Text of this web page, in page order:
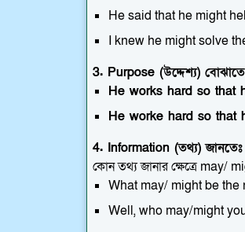
He said that he might
I knew he might solve
3. Purpose (উদ্দেশ্য)
He works hard so that
He worke hard so that
4. Information (তথ্য) জানতেঃ
কোন তথ্য জানার ক্ষেত্রে may/
What may/ might be
Well, who may/might